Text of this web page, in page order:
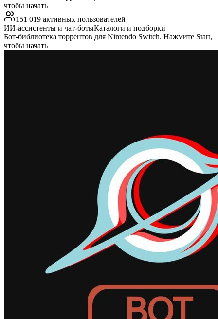
чтобы начать
151 019 активных пользователей
ИИ-ассистенты и чат-ботыКаталоги и подборки
Бот-библиотека торрентов для Nintendo Switch. Нажмите Start,
чтобы начать